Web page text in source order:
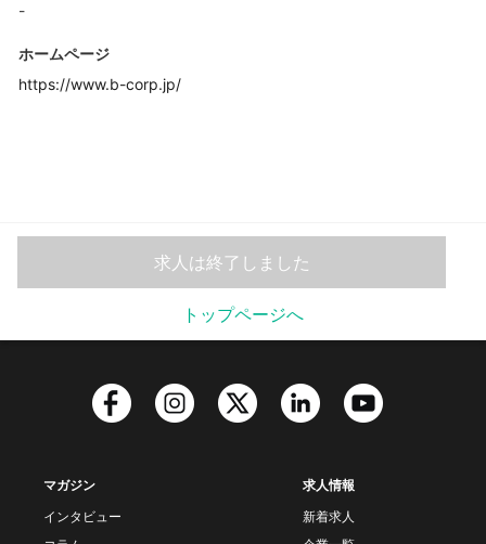
-
ホームページ
https://www.b-corp.jp/
求人は終了しました
トップページへ
マガジン
インタビュー
求人情報
新着求人